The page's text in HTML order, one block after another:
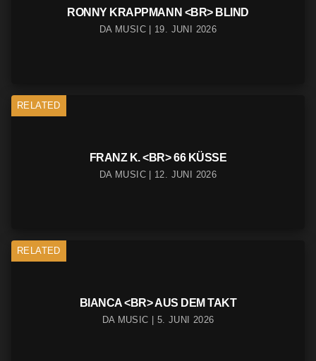
RONNY KRAPPMANN <BR> BLIND
DA MUSIC | 19. JUNI 2026
RELATED
FRANZ K. <BR> 66 KÜSSE
DA MUSIC | 12. JUNI 2026
RELATED
BIANCA <BR> AUS DEM TAKT
DA MUSIC | 5. JUNI 2026